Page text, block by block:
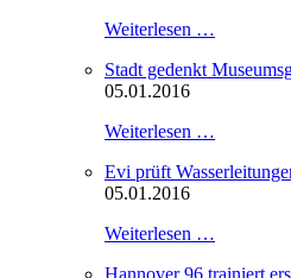
Weiterlesen …
Stadt gedenkt
05.01.2016
Weiterlesen …
Evi prüft
05.01.2016
Weiterlesen …
Hannover 96 trainiert